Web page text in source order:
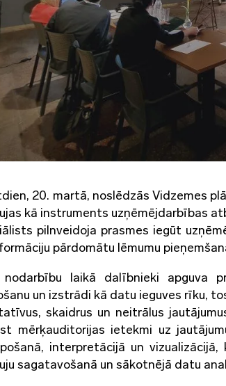
20. martā, noslēdzās Vidzemes
kā instruments uzņēmējdarbības
pilnveidoja prasmes iegūt
pārdomātu lēmumu
nodarbību laikā dalībnieki apguva
un izstrādi kā datu ieguves rīku,
skaidrus un neitrālus
mērķauditorijas ietekmi uz
interpretācijā un
sagatavošanā un sākotnējā datu